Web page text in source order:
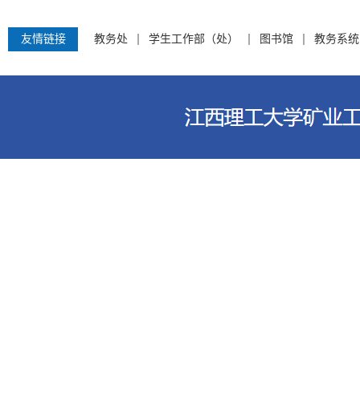
友情链接 教务处 学生工作部（处） 图书馆 教务系统